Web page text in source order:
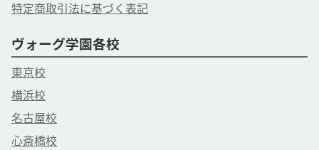
特定商取引法に基づく表記
ヴォーグ学園各校
東京校
横浜校
名古屋校
心斎橋校